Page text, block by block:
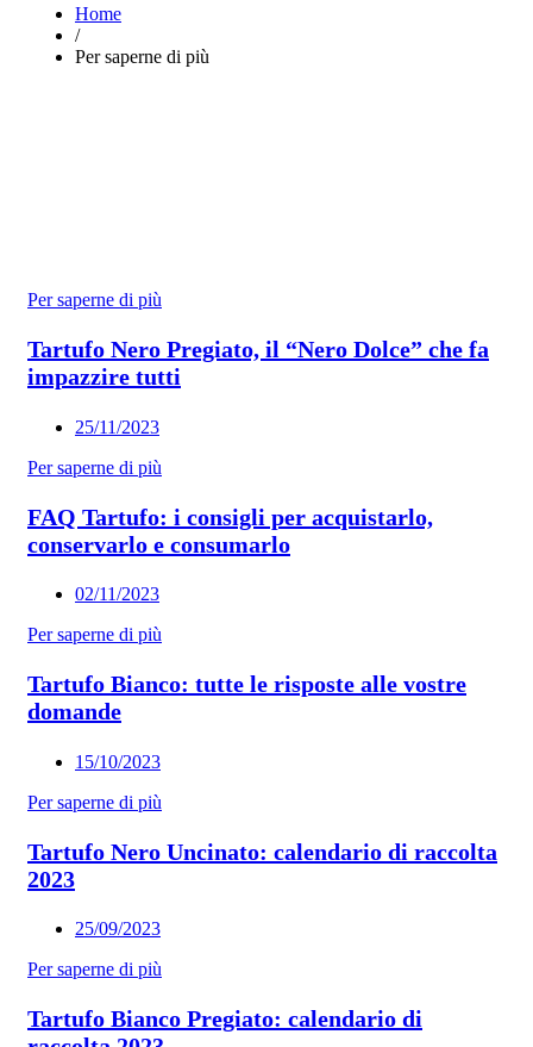
Home
/
Per saperne di più
Per saperne di più
Tartufo Nero Pregiato, il “Nero Dolce” che fa
impazzire tutti
25/11/2023
Per saperne di più
FAQ Tartufo: i consigli per acquistarlo,
conservarlo e consumarlo
02/11/2023
Per saperne di più
Tartufo Bianco: tutte le risposte alle vostre
domande
15/10/2023
Per saperne di più
Tartufo Nero Uncinato: calendario di raccolta
2023
25/09/2023
Per saperne di più
Tartufo Bianco Pregiato: calendario di